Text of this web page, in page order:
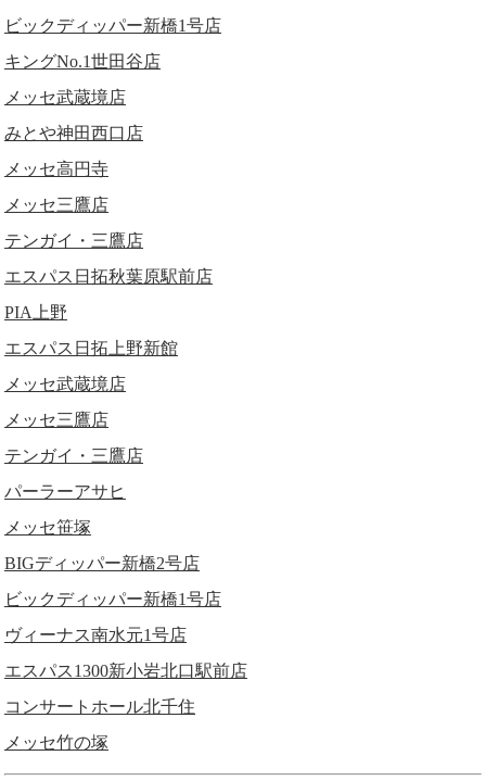
ビックディッパー新橋1号店
キングNo.1世田谷店
メッセ武蔵境店
みとや神田西口店
メッセ高円寺
メッセ三鷹店
テンガイ・三鷹店
エスパス日拓秋葉原駅前店
PIA上野
エスパス日拓上野新館
メッセ武蔵境店
メッセ三鷹店
テンガイ・三鷹店
パーラーアサヒ
メッセ笹塚
BIGディッパー新橋2号店
ビックディッパー新橋1号店
ヴィーナス南水元1号店
エスパス1300新小岩北口駅前店
コンサートホール北千住
メッセ竹の塚